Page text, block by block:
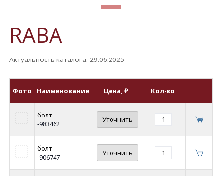
RABA
Актуальность каталога: 29.06.2025
Фото Наименование Цена, ₽ Кол-во
болт
-983462
Уточнить
болт
-906747
Уточнить